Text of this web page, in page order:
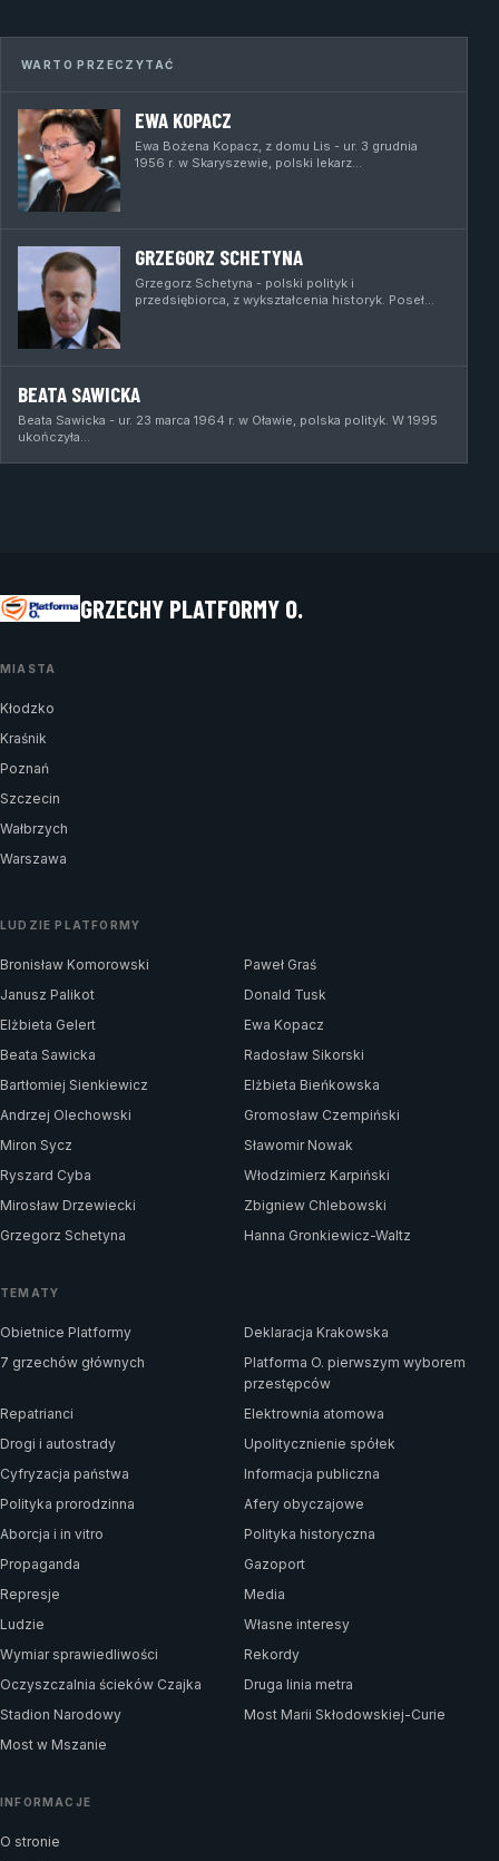
WARTO PRZECZYTAĆ
EWA KOPACZ
Ewa Bożena Kopacz, z domu Lis - ur. 3 grudnia
1956 r. w Skaryszewie, polski lekarz…
GRZEGORZ SCHETYNA
Grzegorz Schetyna - polski polityk i
przedsiębiorca, z wykształcenia historyk. Poseł…
BEATA SAWICKA
Beata Sawicka - ur. 23 marca 1964 r. w Oławie, polska polityk. W 1995
ukończyła…
GRZECHY PLATFORMY O.
MIASTA
Kłodzko
Kraśnik
Poznań
Szczecin
Wałbrzych
Warszawa
LUDZIE PLATFORMY
Bronisław Komorowski
Paweł Graś
Janusz Palikot
Donald Tusk
Elżbieta Gelert
Ewa Kopacz
Beata Sawicka
Radosław Sikorski
Bartłomiej Sienkiewicz
Elżbieta Bieńkowska
Andrzej Olechowski
Gromosław Czempiński
Miron Sycz
Sławomir Nowak
Ryszard Cyba
Włodzimierz Karpiński
Mirosław Drzewiecki
Zbigniew Chlebowski
Grzegorz Schetyna
Hanna Gronkiewicz-Waltz
TEMATY
Obietnice Platformy
Deklaracja Krakowska
7 grzechów głównych
Platforma O. pierwszym wyborem
przestępców
Repatrianci
Elektrownia atomowa
Drogi i autostrady
Upolitycznienie spółek
Cyfryzacja państwa
Informacja publiczna
Polityka prorodzinna
Afery obyczajowe
Aborcja i in vitro
Polityka historyczna
Propaganda
Gazoport
Represje
Media
Ludzie
Własne interesy
Wymiar sprawiedliwości
Rekordy
Oczyszczalnia ścieków Czajka
Druga linia metra
Stadion Narodowy
Most Marii Skłodowskiej-Curie
Most w Mszanie
INFORMACJE
O stronie